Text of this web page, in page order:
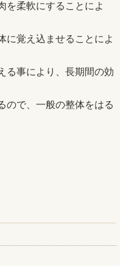
を柔軟にすることによ
に覚え込ませることによ
る事により、長期間の効
ので、一般の整体をはる